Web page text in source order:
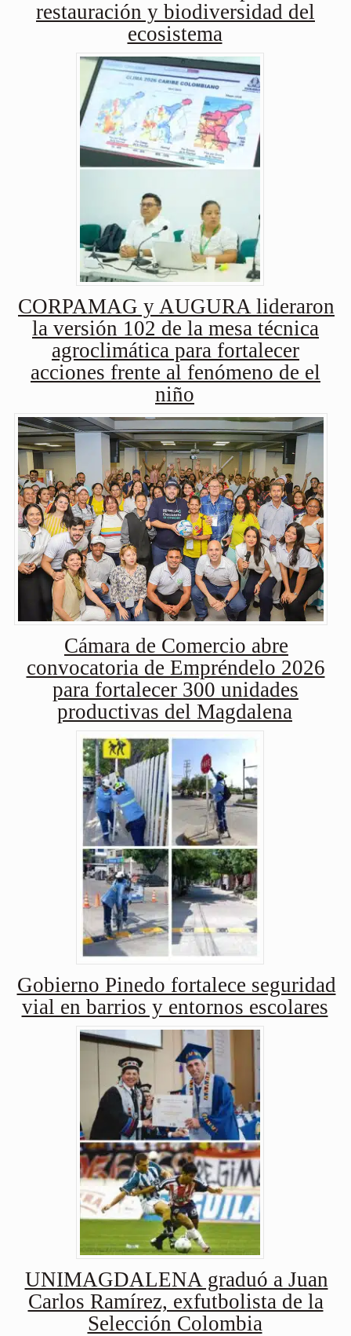
restauración y biodiversidad del
ecosistema
CORPAMAG y AUGURA lideraron
la versión 102 de la mesa técnica
agroclimática para fortalecer
acciones frente al fenómeno de el
niño
Cámara de Comercio abre
convocatoria de Empréndelo 2026
para fortalecer 300 unidades
productivas del Magdalena
Gobierno Pinedo fortalece seguridad
vial en barrios y entornos escolares
UNIMAGDALENA graduó a Juan
Carlos Ramírez, exfutbolista de la
Selección Colombia